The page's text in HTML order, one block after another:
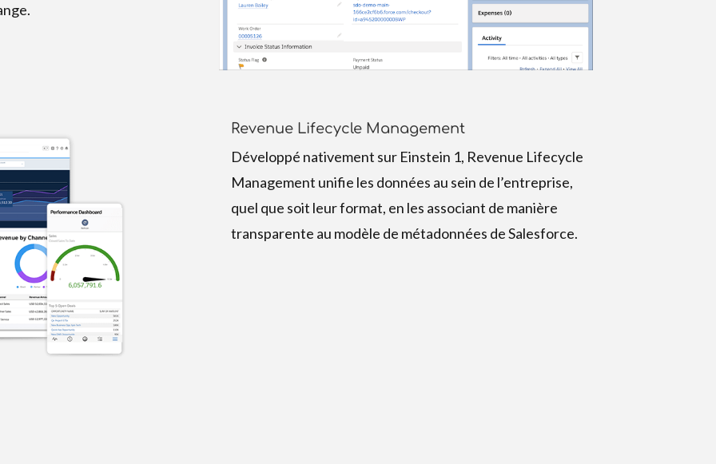
Revenue Lifecycle Management
Développé nativement sur Einstein 1, Revenue Lifecycle
Management unifie les données au sein de l’entreprise,
quel que soit leur format, en les associant de manière
transparente au modèle de métadonnées de Salesforce.